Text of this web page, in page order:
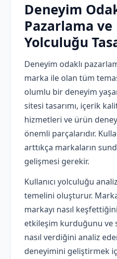
Deneyim
Pazarlama ve
Yolculuğu
Deneyim odaklı
marka ile olan tüm
olumlu bir deneyim
sitesi tasarımı, içerik
hizmetleri ve ürün
önemli parçalarıdır.
arttıkça markaların
gelişmesi gerekir.
Kullanıcı yolculuğu
temelini oluşturur.
markayı nasıl
etkileşim kurduğunu ve
nasıl verdiğini analiz
deneyimini geliştirmek